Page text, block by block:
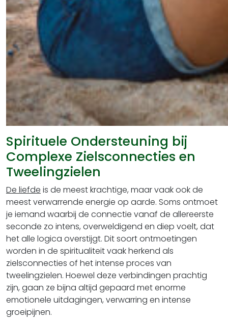
Spirituele Ondersteuning bij
Complexe Zielsconnecties en
Tweelingzielen
De liefde is de meest krachtige, maar vaak ook de
meest verwarrende energie op aarde. Soms ontmoet
je iemand waarbij de connectie vanaf de allereerste
seconde zo intens, overweldigend en diep voelt, dat
het alle logica overstijgt. Dit soort ontmoetingen
worden in de spiritualiteit vaak herkend als
zielsconnecties of het intense proces van
tweelingzielen. Hoewel deze verbindingen prachtig
zijn, gaan ze bijna altijd gepaard met enorme
emotionele uitdagingen, verwarring en intense
groeipijnen.